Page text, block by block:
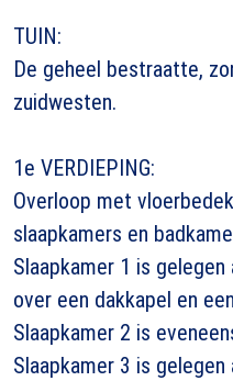
TUIN:
De geheel bestraatte,
zuidwesten.
1e VERDIEPING:
Overloop met
slaapkamers en
Slaapkamer 1 is
over een dakkapel en
Slaapkamer 2 is
Slaapkamer 3 is